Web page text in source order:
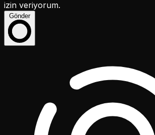
izin veriyorum.
Gönder